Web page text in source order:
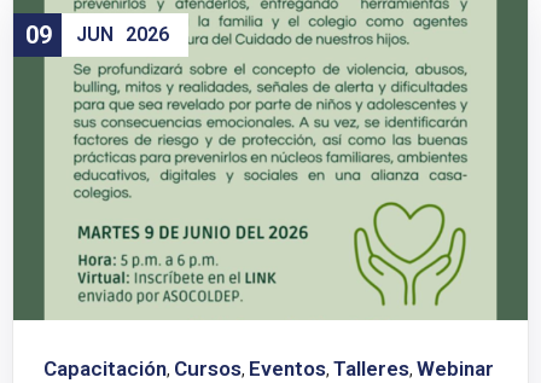
09 JUN 2026
Capacitación, Cursos, Eventos, Talleres, Webinar